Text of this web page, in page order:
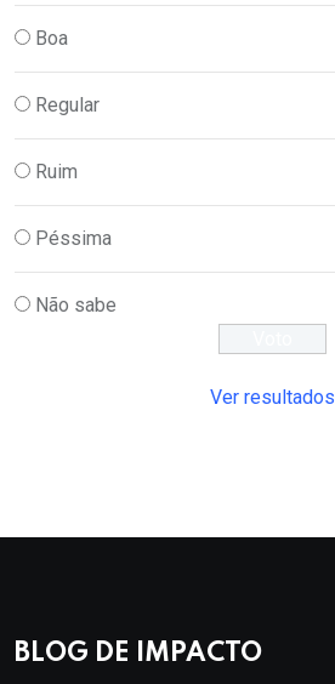
Boa
Regular
Ruim
Péssima
Não sabe
Ver resultados
BLOG DE IMPACTO